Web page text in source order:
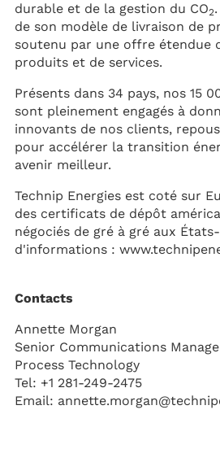
durable et de la gestion du CO2
de son modèle de livraison de
soutenu par une offre étendue
produits et de services.
Présents dans 34 pays, nos 15
sont pleinement engagés à
innovants de nos clients,
pour accélérer la transition
avenir meilleur.
Technip Energies est coté sur
des certificats de dépôt
négociés de gré à gré aux
d'informations :
Contacts
Annette Morgan
Senior Communications
Process Technology
Tel: +1 281-249-2475
Email: